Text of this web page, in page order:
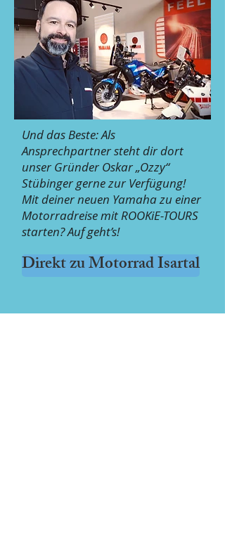
Und das Beste: Als
Ansprechpartner steht dir dort
unser Gründer Oskar „Ozzy“
Stübinger gerne zur Verfügung!
Mit deiner neuen Yamaha zu einer
Motorradreise mit ROOKiE-TOURS
starten? Auf geht’s!
Direkt zu Motorrad Isartal